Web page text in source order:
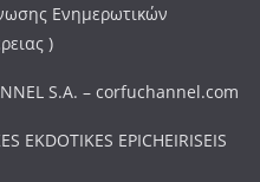
Ενημερωτικών
)
S.A. – corfuchannel.com
EKDOTIKES EPICHEIRISEIS